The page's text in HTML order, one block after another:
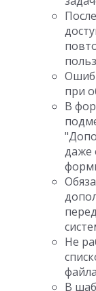
при
В
даже
Не
В